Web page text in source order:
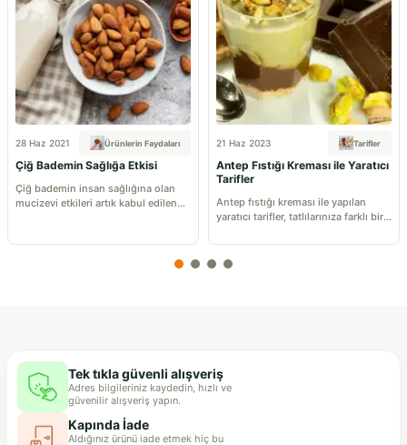
28 Haz 2021 Ürünlerin Faydaları
Çiğ Bademin Sağlığa Etkisi
Çiğ bademin insan sağlığına olan
mucizevi etkileri artık kabul edilen
beyin gelişimi, hafıza, saç sağlığı,
badem bu kaynaklardan yalnızca biri
olarak hem vitamin – mineral desteği
sunuyor hem de ihtiyaç
duyduğumuz enerjiyi veriyor.
Dünyanın en sağlıklı yemişleri
arasında gösterilen çiğ badem,
21 Haz 2023 Tarifler
Antep Fıstığı Kreması ile Yaratıcı
Tarifler
Antep fıstığı kreması ile yapılan
yaratıcı tarifler, tatlılarınıza farklı bir
Tek tıkla güvenli alışveriş
Adres bilgileriniz kaydedin, hızlı ve
güvenilir alışveriş yapın.
Kapında İade
Aldığınız ürünü iade etmek hiç bu